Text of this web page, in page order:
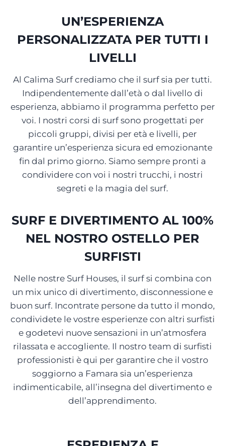
UN’ESPERIENZA
PERSONALIZZATA PER TUTTI I
LIVELLI
Al Calima Surf crediamo che il surf sia per tutti.
Indipendentemente dall’età o dal livello di
esperienza, abbiamo il programma perfetto per
voi. I nostri corsi di surf sono progettati per
piccoli gruppi, divisi per età e livelli, per
garantire un’esperienza sicura ed emozionante
fin dal primo giorno. Siamo sempre pronti a
condividere con voi i nostri trucchi, i nostri
segreti e la magia del surf.
SURF E DIVERTIMENTO AL 100%
NEL NOSTRO OSTELLO PER
SURFISTI
Nelle nostre Surf Houses, il surf si combina con
un mix unico di divertimento, disconnessione e
buon surf. Incontrate persone da tutto il mondo,
condividete le vostre esperienze con altri surfisti
e godetevi nuove sensazioni in un’atmosfera
rilassata e accogliente. Il nostro team di surfisti
professionisti è qui per garantire che il vostro
soggiorno a Famara sia un’esperienza
indimenticabile, all’insegna del divertimento e
dell’apprendimento.